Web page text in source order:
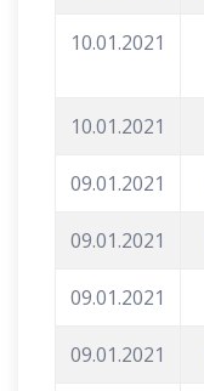
10.01.2021
10.01.2021
09.01.2021
09.01.2021
09.01.2021
09.01.2021